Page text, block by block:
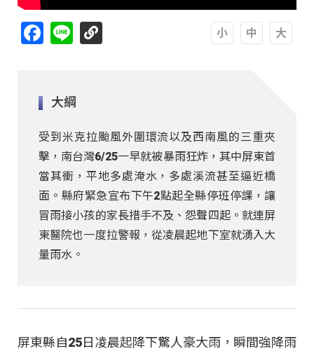
Facebook
Line
大綱
受到米克拉颱風外圍環流以及西南風的三重夾
擊，南台灣6/25一早就被暴雨狂炸，其中屏東首
當其衝，平地多處淹水，多處溪流甚至逼近橋
面。縣府緊急宣布下午2點起全縣停班停課，讓
冒雨接小孩的家長措手不及、怨聲四起。就連屏
東醫院也一度拉警報，從凌晨起地下室就湧入大
量雨水。
屏東縣自25日凌晨起降下驚人豪大雨，瞬間強降雨